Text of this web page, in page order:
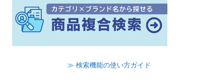
≫ 検索機能の使い方ガイド